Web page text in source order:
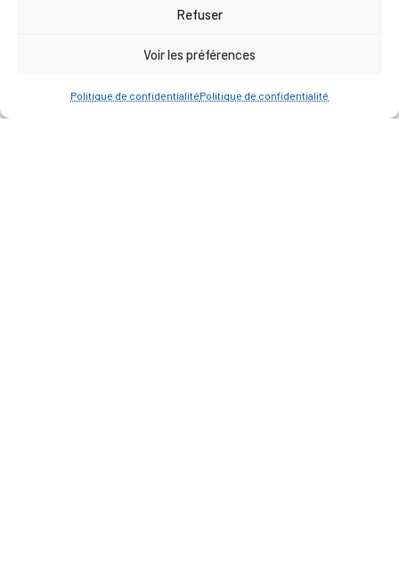
Refuser
Voir les préférences
Politique de confidentialitéPolitique de confidentialité